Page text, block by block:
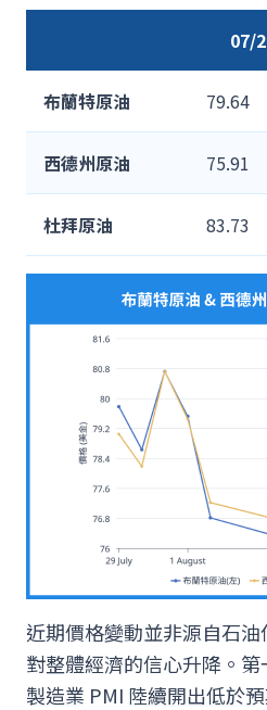
07/
布蘭特原油 79.64
西德州原油 75.91
杜拜原油 83.73
近期價格變動並非源自石
對整體經濟的信心升降。
製造業 PMI 陸續開出低於